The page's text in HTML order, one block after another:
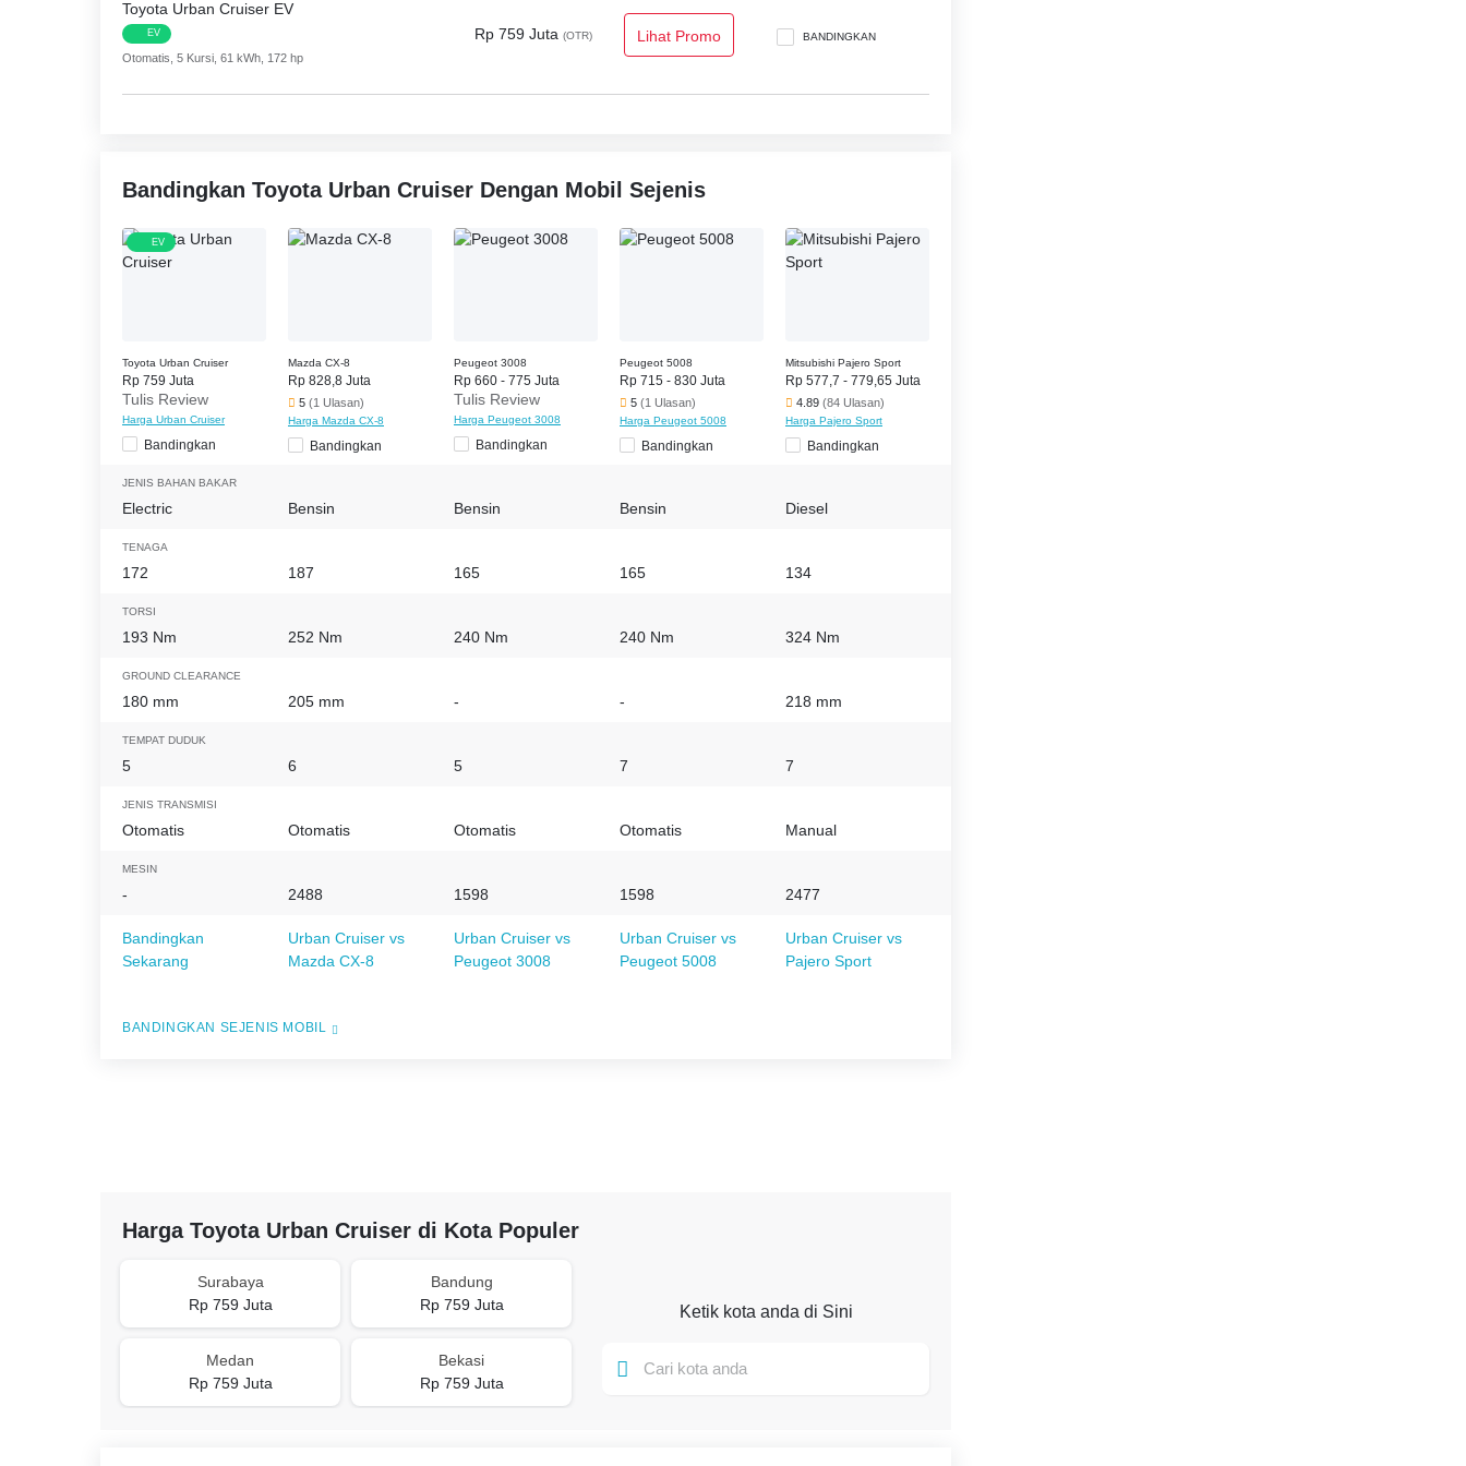
Vehicle Stability Control System, Pengingat Pintu Terbuka, Crash Sensor, Kantong Udara Pengemudi, Airbag
Penumpang Depan, Curtain Airbags, Airbag Samping Depan, Knee Airbags, Pengingat Pemakaian Sabuk
Pengaman, Sabuk Pengaman Belakang, Sabuk Pengaman Depan dengan Penyesuai ketingg, Child Safety
Pelindung Benturan Depan, Pelindung Benturan Samping, Engine Check Warning, Electric Parking Brake, Blind
Toyota Urban Cruiser EV
EV
Otomatis, 5 Kursi, 61 kWh, 172 hp
Rp 759 Juta (OTR) Lihat Promo BANDINGKAN
Bandingkan Toyota Urban Cruiser Dengan Mobil Sejenis
EV
Toyota Urban Cruiser
Rp 759 Juta
Tulis Review
Harga Urban Cruiser
Bandingkan
Mazda CX-8
Rp 828,8 Juta
5 (1 Ulasan)
Harga Mazda CX-8
Bandingkan
Peugeot 3008
Rp 660 - 775 Juta
Tulis Review
Harga Peugeot 3008
Bandingkan
Peugeot 5008
Rp 715 - 830 Juta
5 (1 Ulasan)
Harga Peugeot 5008
Bandingkan
Mitsubishi Pajero Sport
Rp 577,7 - 779,65 Juta
4.89 (84 Ulasan)
Harga Pajero Sport
Bandingkan
JENIS BAHAN BAKAR
Electric Bensin Bensin Bensin Diesel
TENAGA
172 187 165 165 134
TORSI
193 Nm 252 Nm 240 Nm 240 Nm 324 Nm
GROUND CLEARANCE
180 mm 205 mm - - 218 mm
TEMPAT DUDUK
5 6 5 7 7
JENIS TRANSMISI
Otomatis Otomatis Otomatis Otomatis Manual
MESIN
- 2488 1598 1598 2477
Bandingkan
Sekarang
Urban Cruiser vs
Mazda CX-8
Urban Cruiser vs
Peugeot 3008
Urban Cruiser vs
Peugeot 5008
Urban Cruiser vs
Pajero Sport
BANDINGKAN SEJENIS MOBIL
Harga Toyota Urban Cruiser di Kota Populer
Surabaya
Rp 759 Juta
Bandung
Rp 759 Juta
Medan
Rp 759 Juta
Bekasi
Rp 759 Juta
Ketik kota anda di Sini